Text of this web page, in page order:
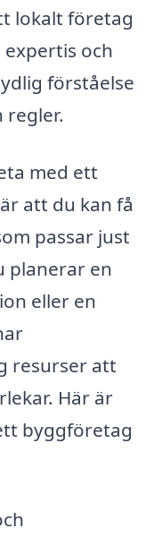
lokalt företag
och
förståelse
regler.
med ett
är att du kan få
passar just
planerar en
eller en
resurser att
Här är
byggföretag